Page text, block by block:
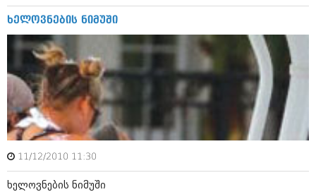
ნოემბერი 2017 (212)
სექტემბერი 2017 (261)
აგვისტო 2017 (212)
ივლისი 2017 (233)
ივნისი 2017 (265)
მაისი 2017 (216)
აპრილი 2017 (220)
მარტი 2017 (212)
თებერვალი 2017 (205)
იანვარი 2017 (246)
დეკემბერი 2016 (207)
ნოემბერი 2016 (207)
ხელოვნების ნიმუში
11/12/2010 11:30
ხელოვნების ნიმუში